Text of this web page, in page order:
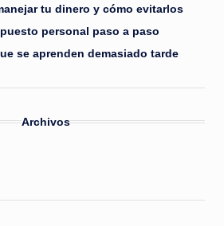
tu dinero y cómo evitarlos
personal paso a paso
se aprenden demasiado tarde
Archivos